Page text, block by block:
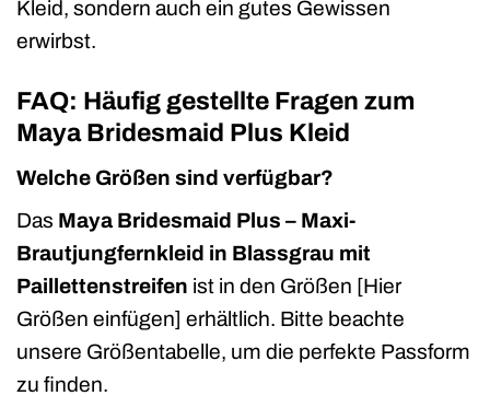
Kleid, sondern auch ein gutes Gewissen
erwirbst.
FAQ: Häufig gestellte Fragen zum
Maya Bridesmaid Plus Kleid
Welche Größen sind verfügbar?
Das Maya Bridesmaid Plus – Maxi-
Brautjungfernkleid in Blassgrau mit
Paillettenstreifen ist in den Größen [Hier
Größen einfügen] erhältlich. Bitte beachte
unsere Größentabelle, um die perfekte Passform
zu finden.